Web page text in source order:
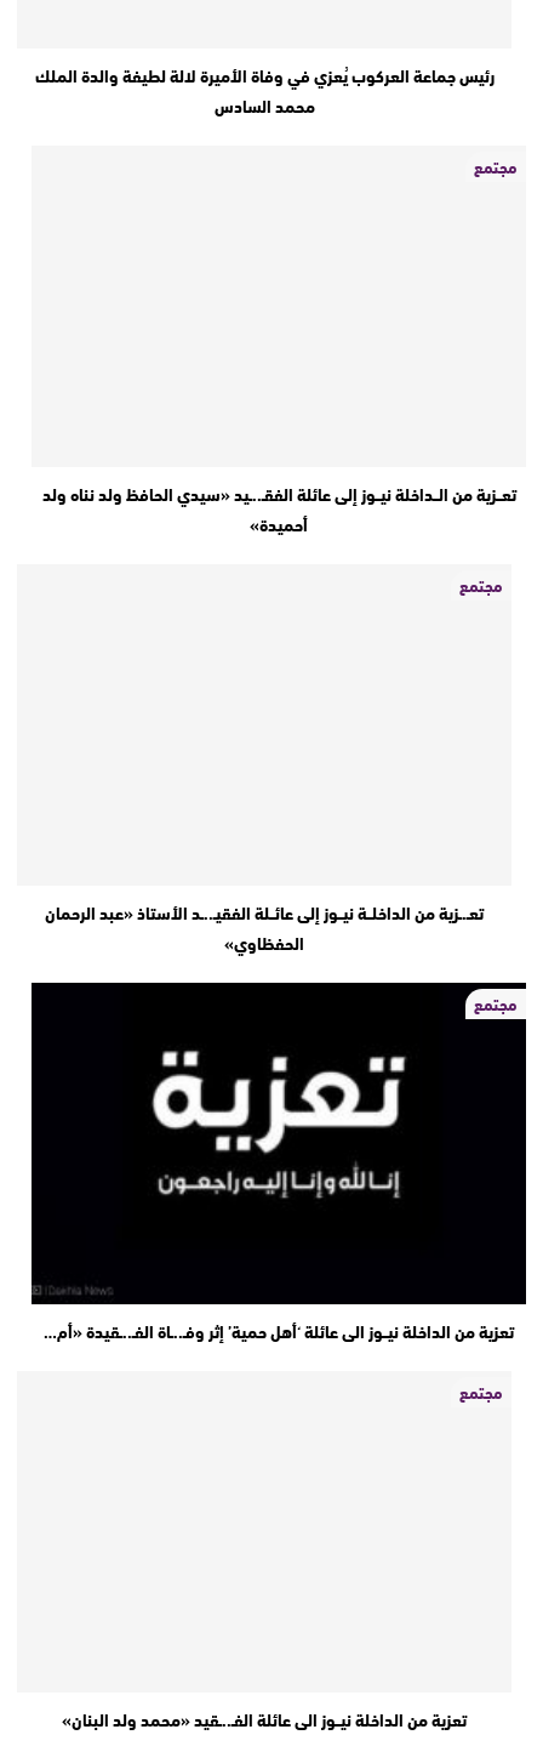
رئيس جماعة العركوب يُعزي في وفاة الأميرة لالة لطيفة والدة الملك
محمد السادس
مجتمع
تعــزية من الــداخلة نيــوز إلى عائلة الفقـ..ـيد «سيدي الحافظ ولد نناه ولد
أحميدة»
مجتمع
تعـ.ـزية من الداخلــة نيــوز إلى عائــلة الفقيـ..ـد الأستاذ «عبد الرحمان
الحفظاوي»
مجتمع
تعزية من الداخلة نيــوز الى عائلة ‘أهل حمية’ إثر وفـ..ـاة الفـ..ـقيدة «أم…
مجتمع
تعزية من الداخلة نيــوز الى عائلة الفـ..ـقيد «محمد ولد البنان»